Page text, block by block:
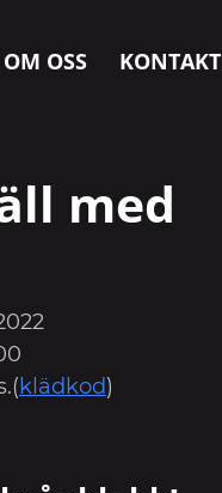
OM OSS KONTAKT
med
klädkod)